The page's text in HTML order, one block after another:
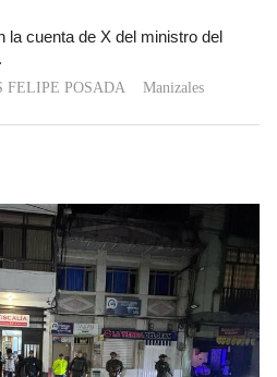
la cuenta de X del ministro del
FELIPE POSADA Manizales